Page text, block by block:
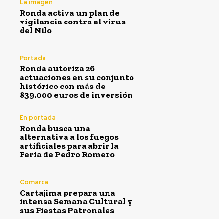
La imagen
Ronda activa un plan de
vigilancia contra el virus
del Nilo
Portada
Ronda autoriza 26
actuaciones en su conjunto
histórico con más de
839.000 euros de inversión
En portada
Ronda busca una
alternativa a los fuegos
artificiales para abrir la
Feria de Pedro Romero
Comarca
Cartajima prepara una
intensa Semana Cultural y
sus Fiestas Patronales